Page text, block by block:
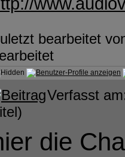
bearbeitet
Verfasst
die